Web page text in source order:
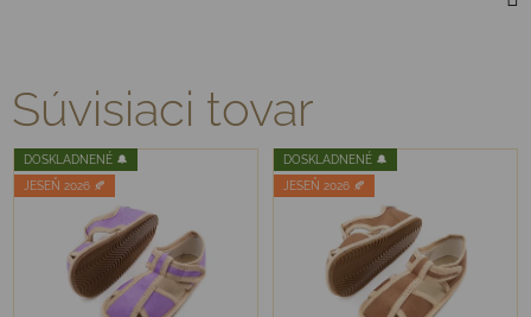
Súvisiaci tovar
DOSKLADNENÉ 🔔
JESEŇ 2026 🍂
DOSKLADNENÉ 🔔
JESEŇ 2026 🍂